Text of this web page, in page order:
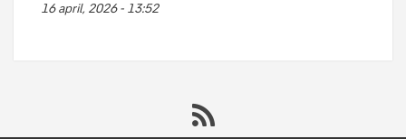
16 april, 2026 - 13:52